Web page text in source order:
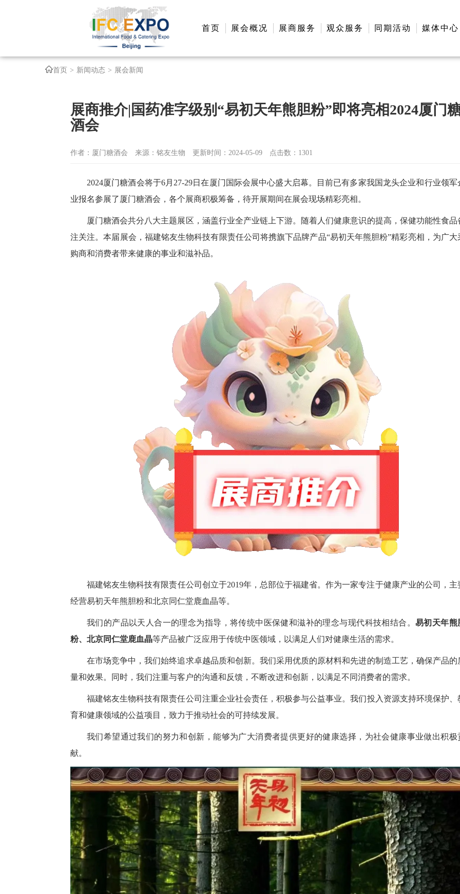
首页 展会概况 展商服务 观众服务 同期活动 媒体中心
首页 新闻动态 展会新闻
展商推介|国药准字级别“易初天年熊胆粉”即将亮相2024厦门
酒会
作者：厦门糖酒会 来源：铭友生物 更新时间：2024-05-09 点击数： 1301
2024厦门糖酒会将于6月27-29日在厦门国际会展中心盛大启幕。目前已有多家我国龙头企业和行业领军
业报名参展了厦门糖酒会，各个展商积极筹备，待开展期间在展会现场精彩亮相。
厦门糖酒会共分八大主题展区，涵盖行业全产业链上下游。随着人们健康意识的提高，保健功能性食品
注关注。本届展会，福建铭友生物科技有限责任公司将携旗下品牌产品“易初天年熊胆粉”精彩亮相，为广大
购商和消费者带来健康的事业和滋补品。
福建铭友生物科技有限责任公司创立于2019年，总部位于福建省。作为一家专注于健康产业的公司，主
经营易初天年熊胆粉和北京同仁堂鹿血晶等。
我们的产品以天人合一的理念为指导，将传统中医保健和滋补的理念与现代科技相结合。 易初天年熊
粉、北京同仁堂鹿血晶等产品被广泛应用于传统中医领域，以满足人们对健康生活的需求。
在市场竞争中，我们始终追求卓越品质和创新。我们采用优质的原材料和先进的制造工艺，确保产品的
量和效果。同时，我们注重与客户的沟通和反馈，不断改进和创新，以满足不同消费者的需求。
福建铭友生物科技有限责任公司注重企业社会责任，积极参与公益事业。我们投入资源支持环境保护、
育和健康领域的公益项目，致力于推动社会的可持续发展。
我们希望通过我们的努力和创新，能够为广大消费者提供更好的健康选择，为社会健康事业做出积极
献。